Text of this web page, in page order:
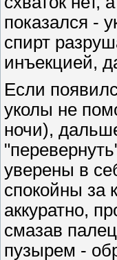
показался -
спирт
инъекцией,
Если
уколы не
ночи),
уверены в
спокойны за
аккуратно,
смазав
пузырем -